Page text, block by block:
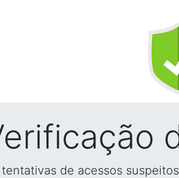
de acessos